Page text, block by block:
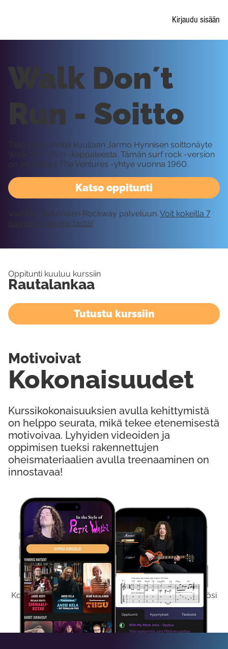
Kirjaudu sisään
Kokeile Ilmaiseksi
Kokeilemalla ilmaiseksi saat koko sisältömme käyttöösi
viikon ajaksi.
Katso oppitunti
Walk Don´t
Run - Soitto
Tällä oppitunnilla kuullaan Jarmo Hynnisen soittonäyte
Walk Don´t Run -kappaleesta. Tämän surf rock -version
on levyttänyt The Ventures -yhtye vuonna 1960.
Vaatii kirjautumisen Rockway palveluun. Voit kokeilla 7
päivää ilmaiseksi tästä!
Oppitunti kuuluu kurssiin
Rautalankaa
Tutustu kurssiin
Kurssikokonaisuuksien avulla kehittymistä
on helppo seurata, mikä tekee etenemisestä
motivoivaa. Lyhyiden videoiden ja
oppimisen tueksi rakennettujen
oheismateriaalien avulla treenaaminen on
innostavaa!
Kokonaisuudet
Motivoivat